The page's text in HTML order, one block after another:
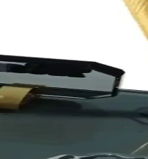
düzeninizi optimize eder.
için ideal bir seçenektir.